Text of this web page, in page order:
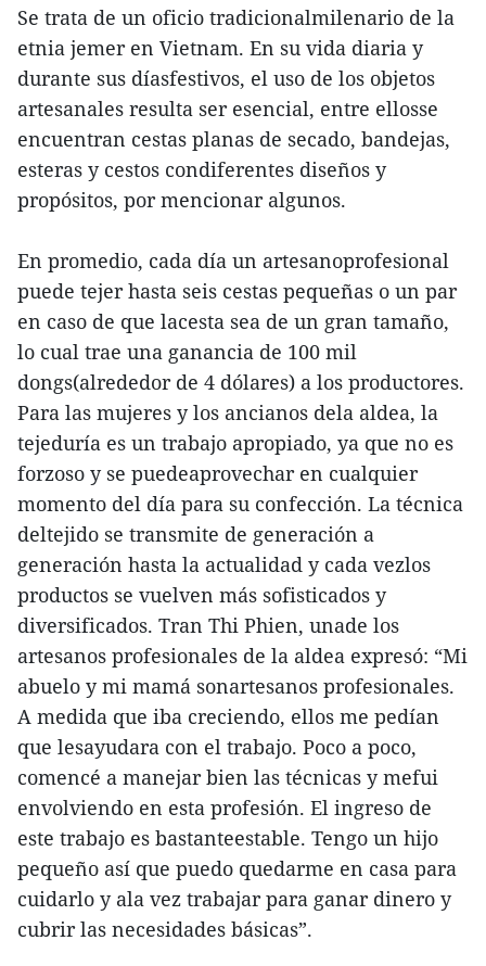
Se trata de un oficio tradicionalmilenario de la
etnia jemer en Vietnam. En su vida diaria y
durante sus díasfestivos, el uso de los objetos
artesanales resulta ser esencial, entre ellosse
encuentran cestas planas de secado, bandejas,
esteras y cestos condiferentes diseños y
propósitos, por mencionar algunos.
En promedio, cada día un artesanoprofesional
puede tejer hasta seis cestas pequeñas o un par
en caso de que lacesta sea de un gran tamaño,
lo cual trae una ganancia de 100 mil
dongs(alrededor de 4 dólares) a los productores.
Para las mujeres y los ancianos dela aldea, la
tejeduría es un trabajo apropiado, ya que no es
forzoso y se puedeaprovechar en cualquier
momento del día para su confección. La técnica
deltejido se transmite de generación a
generación hasta la actualidad y cada vezlos
productos se vuelven más sofisticados y
diversificados. Tran Thi Phien, unade los
artesanos profesionales de la aldea expresó: “Mi
abuelo y mi mamá sonartesanos profesionales.
A medida que iba creciendo, ellos me pedían
que lesayudara con el trabajo. Poco a poco,
comencé a manejar bien las técnicas y mefui
envolviendo en esta profesión. El ingreso de
este trabajo es bastanteestable. Tengo un hijo
pequeño así que puedo quedarme en casa para
cuidarlo y ala vez trabajar para ganar dinero y
cubrir las necesidades básicas”.